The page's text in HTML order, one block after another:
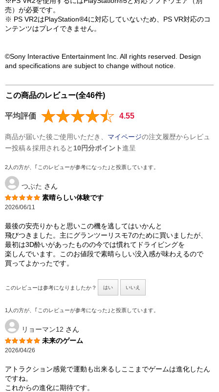
売）が必要です。
※ PS VR2はPlayStation®4に対応していないため、PS VR対応のコ
ンテンツはプレイできません。
©Sony Interactive Entertainment Inc. All rights reserved. Design
and specifications are subject to change without notice.
この商品のレビュー(全46件)
平均評価 4.55
商品が届いた後ご使用いただき、 マイページの注文履歴からレビュ
ー投稿＆採用されると 10円分ポイント進呈
2人の方が、｢このレビューが参考になった｣と投票しています。
つぶた さん
素晴らしい体験です
2026/06/11
最後の安売りかもと思いこの機を逃してはいかんと
飛びつきました。主にグランツーリスモ7のために買いましたが、
最初は3D酔いがあったものの今では慣れてドライビングを
楽しんでいます。このお値段で素晴らしい没入感が味わえるので
買ってよかったです。
このレビューは参考になりましたか？ はい いいえ
1人の方が、｢このレビューが参考になった｣と投票しています。
リョーマン12 さん
未来のゲーム
2026/04/26
アトラクション感覚で運動も出来るしここまでゲームは進化したん
ですね。
これからの進化に期待です。